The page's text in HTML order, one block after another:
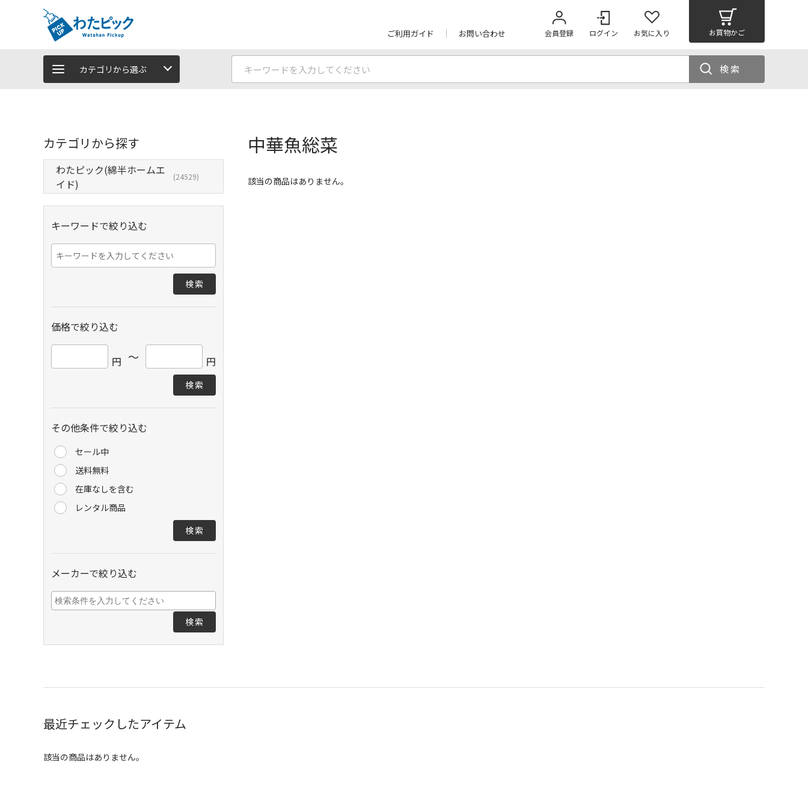
ご利用ガイド お問い合わせ 会員登録 ログイン お気に入り お買物かご
カテゴリから選ぶ 検索
カテゴリから探す
わたピック(綿半ホームエ
イド)
(24529)
キーワードで絞り込む
検索
価格で絞り込む
円 ～ 円
検索
その他条件で絞り込む
セール中
送料無料
在庫なしを含む
レンタル商品
検索
メーカーで絞り込む
検索
中華魚総菜
該当の商品はありません。
最近チェックしたアイテム
該当の商品はありません。